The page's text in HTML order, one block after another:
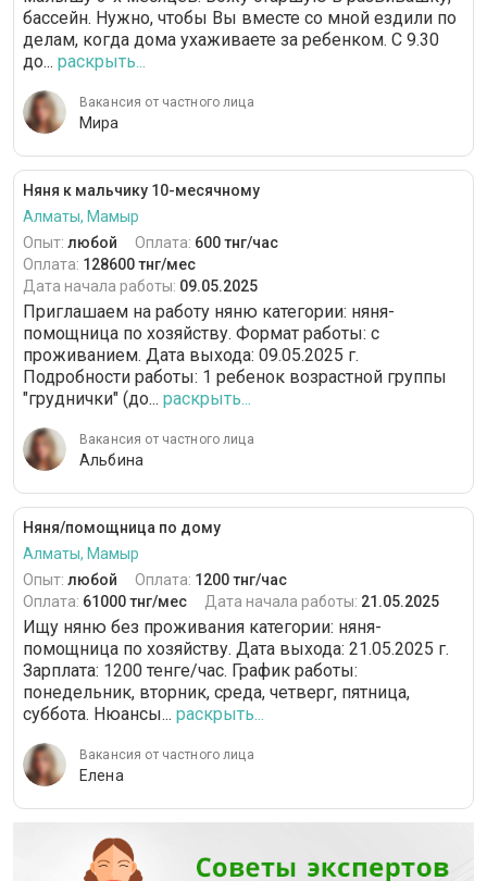
бассейн. Нужно, чтобы Вы вместе со мной ездили по
делам, когда дома ухаживаете за ребенком. С 9.30
до... раскрыть...
Вакансия от частного лица
Мира
Няня к мальчику 10-месячному
Алматы, Мамыр
Опыт: любой Оплата: 600 тнг/час
Оплата: 128600 тнг/мес
Дата начала работы: 09.05.2025
Приглашаем на работу няню категории: няня-
помощница по хозяйству. Формат работы: c
проживанием. Дата выхода: 09.05.2025 г.
Подробности работы: 1 ребенок возрастной группы
"груднички" (до... раскрыть...
Вакансия от частного лица
Альбина
Няня/помощница по дому
Алматы, Мамыр
Опыт: любой Оплата: 1200 тнг/час
Оплата: 61000 тнг/мес Дата начала работы: 21.05.2025
Ищу няню без проживания категории: няня-
помощница по хозяйству. Дата выхода: 21.05.2025 г.
Зарплата: 1200 тенге/час. График работы:
понедельник, вторник, среда, четверг, пятница,
суббота. Нюансы... раскрыть...
Вакансия от частного лица
Елена